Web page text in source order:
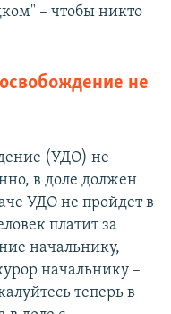
– чтобы никто
не
(УДО) не
в доле должен
УДО не пройдет в
платит за
начальнику,
начальнику –
теперь в